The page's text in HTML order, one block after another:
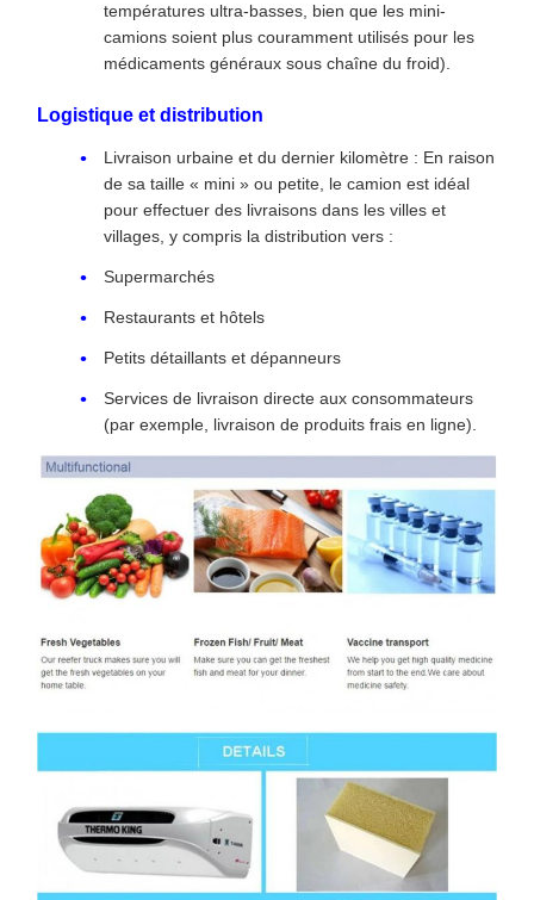
températures ultra-basses, bien que les mini-
camions soient plus couramment utilisés pour les
médicaments généraux sous chaîne du froid).
Logistique et distribution
Livraison urbaine et du dernier kilomètre : En raison
de sa taille « mini » ou petite, le camion est idéal
pour effectuer des livraisons dans les villes et
villages, y compris la distribution vers :
Supermarchés
Restaurants et hôtels
Petits détaillants et dépanneurs
Services de livraison directe aux consommateurs
(par exemple, livraison de produits frais en ligne).